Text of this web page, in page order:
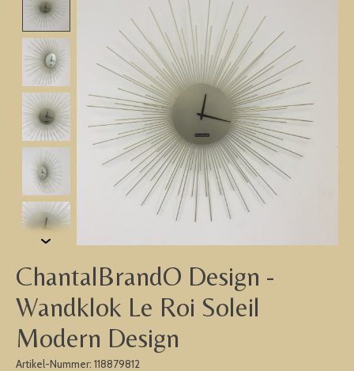
ChantalBrandO Design -
Wandklok Le Roi Soleil
Modern Design
Artikel-Nummer: 118879812